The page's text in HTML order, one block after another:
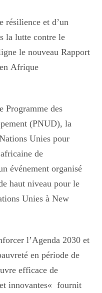
résilience et d’un
la lutte contre le
le nouveau Rapport
Afrique
Programme des
(PNUD), la
Unies pour
de
événement organisé
haut niveau pour le
Unies à New
l’Agenda 2030 et
en période de
efficace de
innovantes« fournit